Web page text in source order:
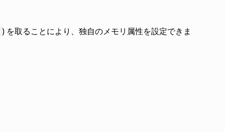
) を取ることにより、独自のメモリ属性を設定できま